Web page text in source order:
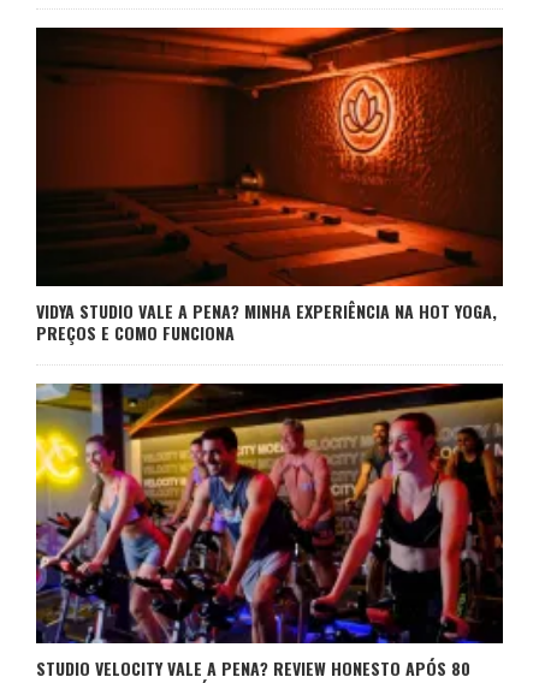
VIDYA STUDIO VALE A PENA? MINHA EXPERIÊNCIA NA HOT YOGA,
PREÇOS E COMO FUNCIONA
STUDIO VELOCITY VALE A PENA? REVIEW HONESTO APÓS 80